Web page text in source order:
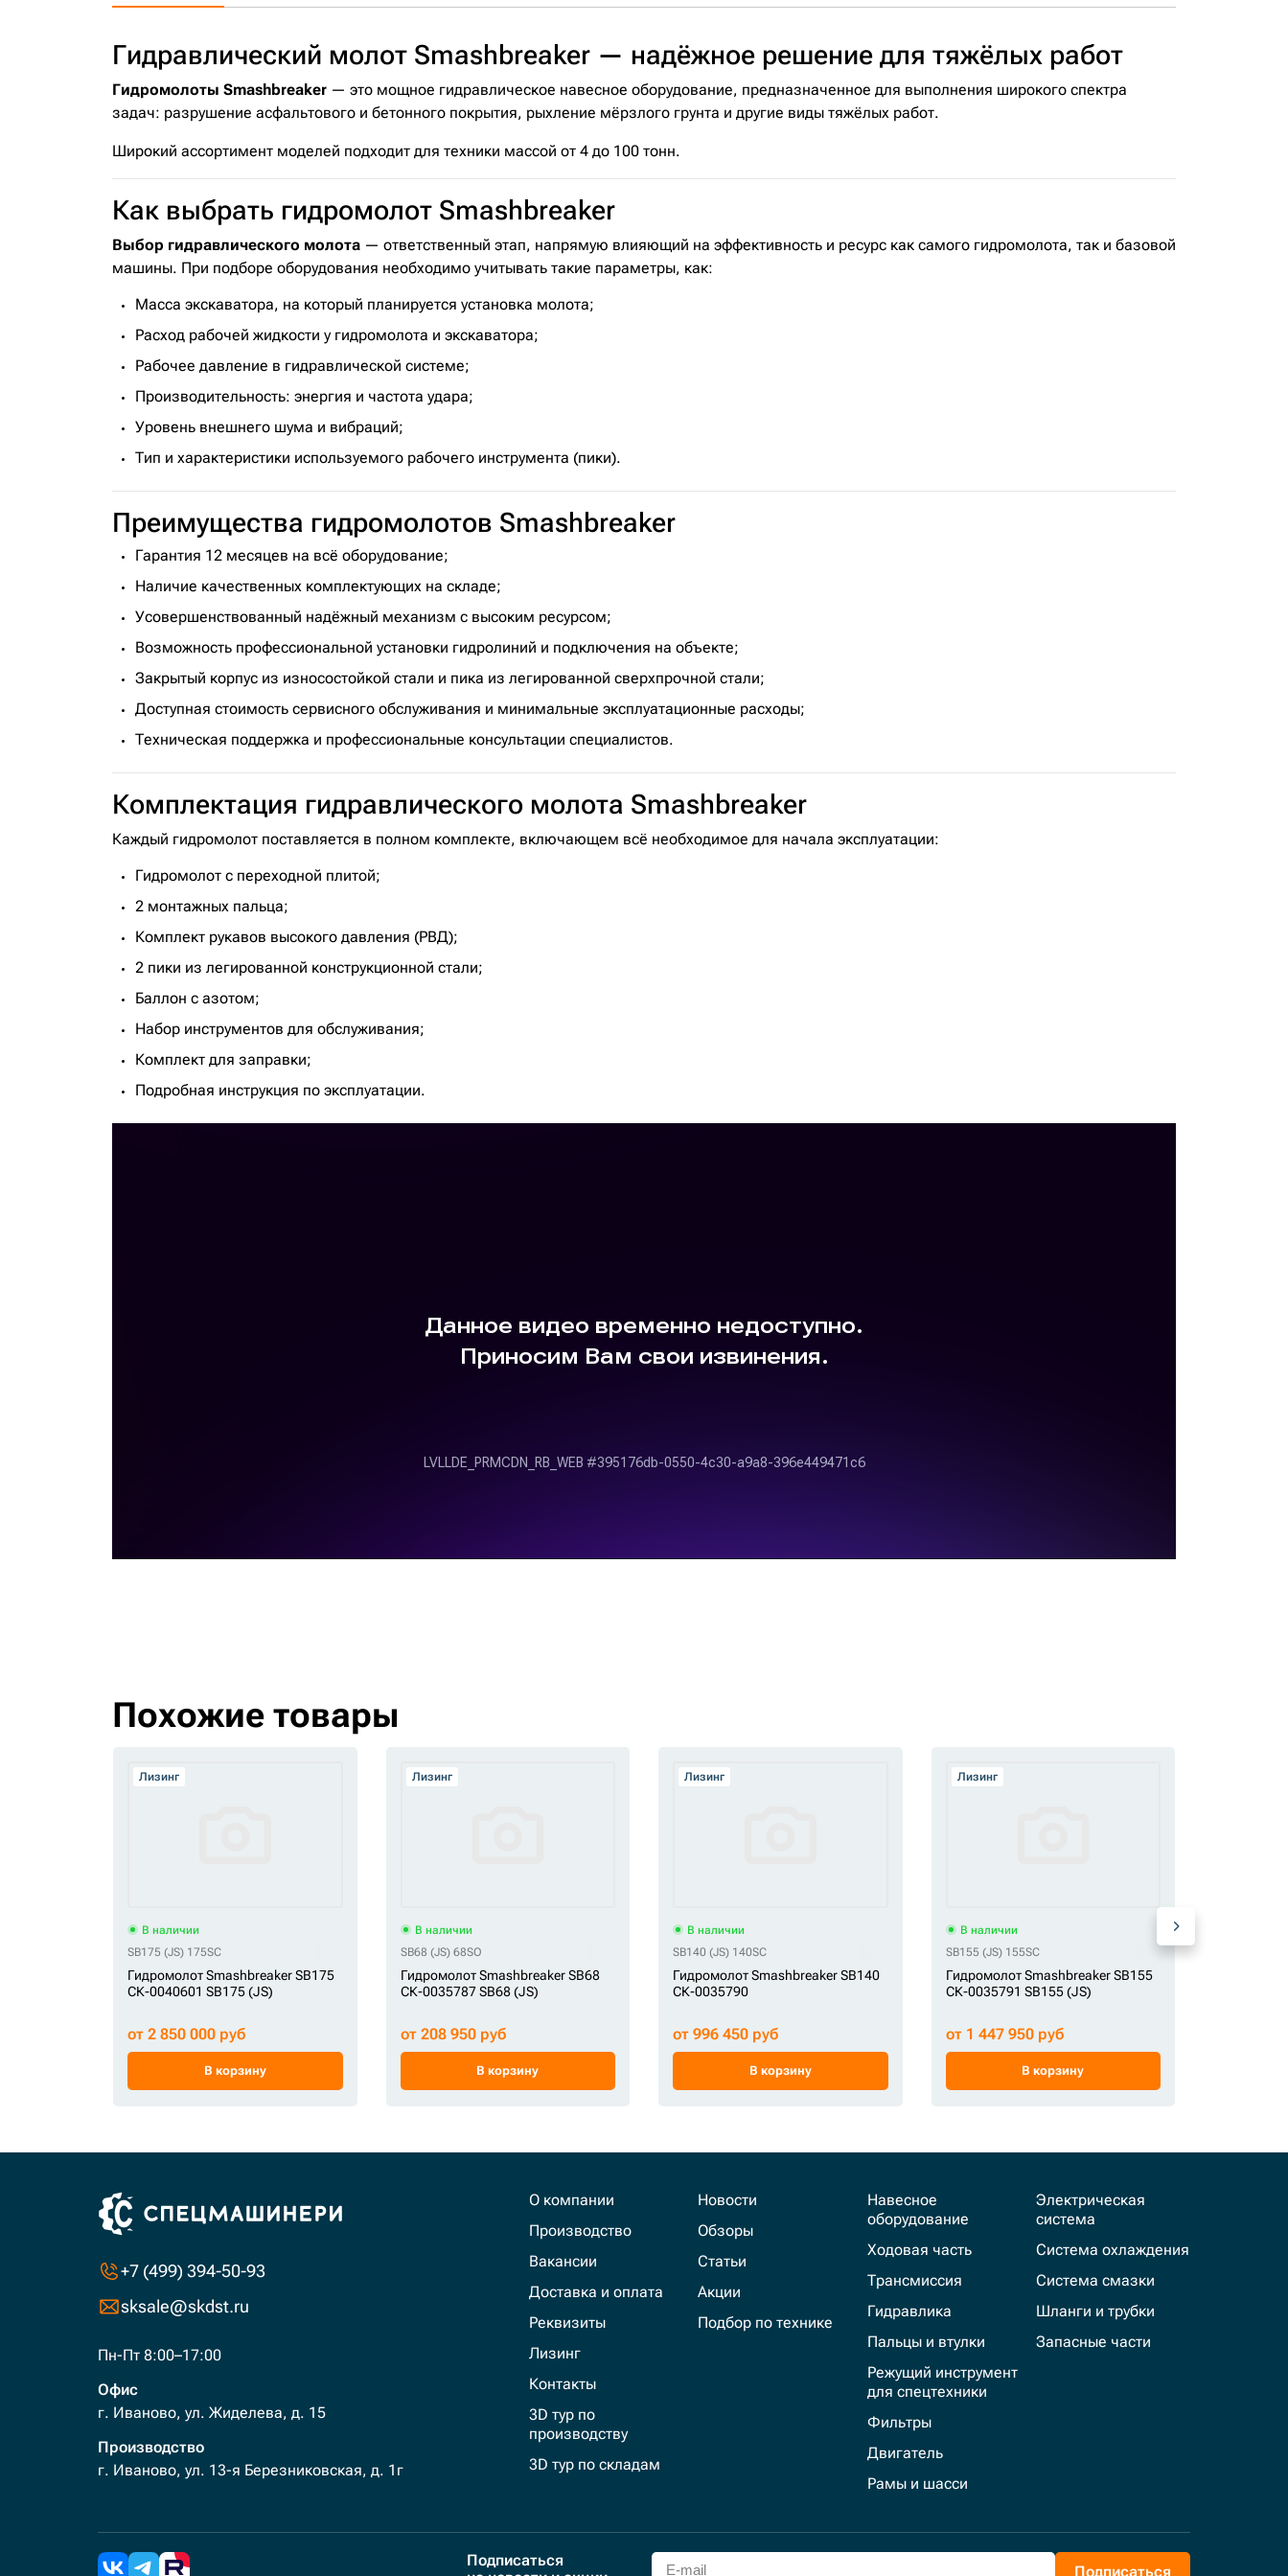
Гидравлический молот Smashbreaker — надёжное решение для тяжёлых работ
Гидромолоты Smashbreaker — это мощное гидравлическое навесное оборудование, предназначенное для выполнения широкого спектра
задач: разрушение асфальтового и бетонного покрытия, рыхление мёрзлого грунта и другие виды тяжёлых работ.
Широкий ассортимент моделей подходит для техники массой от 4 до 100 тонн.
Как выбрать гидромолот Smashbreaker
Выбор гидравлического молота — ответственный этап, напрямую влияющий на эффективность и ресурс как самого гидромолота, так и базовой
машины. При подборе оборудования необходимо учитывать такие параметры, как:
Масса экскаватора, на который планируется установка молота;
Расход рабочей жидкости у гидромолота и экскаватора;
Рабочее давление в гидравлической системе;
Производительность: энергия и частота удара;
Уровень внешнего шума и вибраций;
Тип и характеристики используемого рабочего инструмента (пики).
Преимущества гидромолотов Smashbreaker
Гарантия 12 месяцев на всё оборудование;
Наличие качественных комплектующих на складе;
Усовершенствованный надёжный механизм с высоким ресурсом;
Возможность профессиональной установки гидролиний и подключения на объекте;
Закрытый корпус из износостойкой стали и пика из легированной сверхпрочной стали;
Доступная стоимость сервисного обслуживания и минимальные эксплуатационные расходы;
Техническая поддержка и профессиональные консультации специалистов.
Комплектация гидравлического молота Smashbreaker
Каждый гидромолот поставляется в полном комплекте, включающем всё необходимое для начала эксплуатации:
Гидромолот с переходной плитой;
2 монтажных пальца;
Комплект рукавов высокого давления (РВД);
2 пики из легированной конструкционной стали;
Баллон с азотом;
Набор инструментов для обслуживания;
Комплект для заправки;
Подробная инструкция по эксплуатации.
Похожие товары
Лизинг
В наличии
SB175 (JS) 175SC
Гидромолот Smashbreaker SB175
СК-0040601 SB175 (JS)
от 2 850 000 руб
В корзину
Лизинг
В наличии
SB68 (JS) 68SO
Гидромолот Smashbreaker SB68
СК-0035787 SB68 (JS)
от 208 950 руб
В корзину
Лизинг
В наличии
SB140 (JS) 140SC
Гидромолот Smashbreaker SB140
СК-0035790
от 996 450 руб
В корзину
Лизинг
В наличии
SB155 (JS) 155SC
Гидромолот Smashbreaker SB155
СК-0035791 SB155 (JS)
от 1 447 950 руб
В корзину
+7 (499) 394-50-93
sksale@skdst.ru
Пн-Пт 8:00–17:00
Офис
г. Иваново, ул. Жиделева, д. 15
Производство
г. Иваново, ул. 13-я Березниковская, д. 1г
О компании
Производство
Вакансии
Доставка и оплата
Реквизиты
Лизинг
Контакты
3D тур по
производству
3D тур по складам
Новости
Обзоры
Статьи
Акции
Подбор по технике
Навесное
оборудование
Ходовая часть
Трансмиссия
Гидравлика
Пальцы и втулки
Режущий инструмент
для спецтехники
Фильтры
Двигатель
Рамы и шасси
Электрическая
система
Система охлаждения
Система смазки
Шланги и трубки
Запасные части
Подписаться
Подписаться